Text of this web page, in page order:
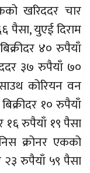
खरिददर चार
पैसा, युएई दिराम
४० रुपैयाँ
३७ रुपैयाँ ७०
कोरियन वन
१० रुपैयाँ
१६ रुपैयाँ १९ पैसा
क्रोनर एकको
२३ रुपैयाँ ५९ पैसा